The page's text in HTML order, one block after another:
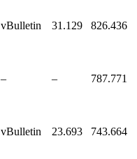
vBulletin 31.129 826.436
– – 787.771
vBulletin 23.693 743.664